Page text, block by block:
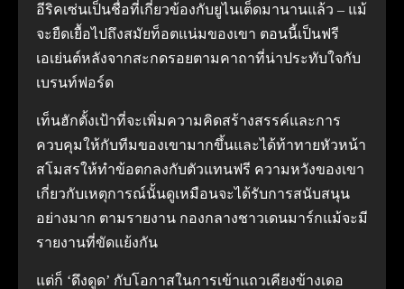
อีริคเซ่นเป็นชื่อที่เกี่ยวข้องกับยูไนเต็ดมานานแล้ว – แม้
จะยืดเยื้อไปถึงสมัยท็อตแน่มของเขา ตอนนี้เป็นฟรี
เอเย่นต์หลังจากสะกดรอยตามคาถาที่น่าประทับใจกับ
เบรนท์ฟอร์ด
เท็นฮักตั้งเป้าที่จะเพิ่มความคิดสร้างสรรค์และการ
ควบคุมให้กับทีมของเขามากขึ้นและได้ท้าทายหัวหน้า
สโมสรให้ทําข้อตกลงกับตัวแทนฟรี ความหวังของเขา
เกี่ยวกับเหตุการณ์นั้นดูเหมือนจะได้รับการสนับสนุน
อย่างมาก ตามรายงาน กองกลางชาวเดนมาร์กแม้จะมี
รายงานที่ขัดแย้งกัน
แต่ก็ ‘ดึงดูด’ กับโอกาสในการเข้าแถวเคียงข้างเดอ